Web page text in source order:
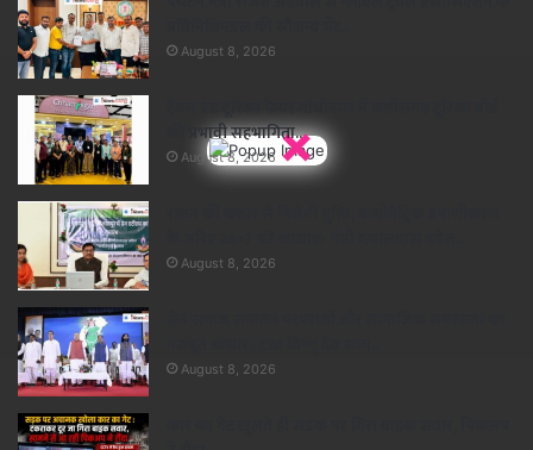
×
August 8, 2026
की प्रभावी सहभागिता..
August 8, 2026
August 8, 2026
August 8, 2026